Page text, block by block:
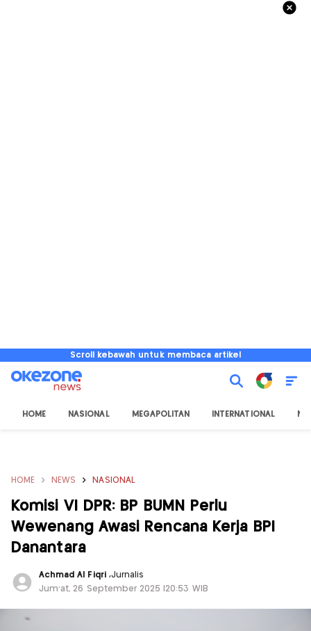
Scroll kebawah untuk membaca artikel
HOME NASIONAL MEGAPOLITAN INTERNATIONAL
HOME NEWS NASIONAL
Komisi VI DPR: BP BUMN Perlu
Wewenang Awasi Rencana Kerja BPI
Danantara
Achmad Al Fiqri ,Jurnalis
Jum'at, 26 September 2025 |20:53 WIB